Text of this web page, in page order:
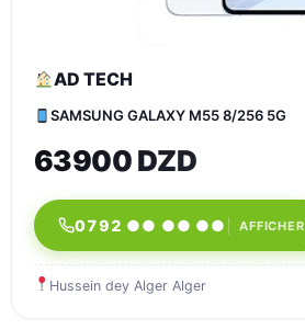
AD TECH
SAMSUNG GALAXY M55 8/256 5G
63900 DZD
0792 ●● ●● ●● AFFICHER
Hussein dey Alger Alger